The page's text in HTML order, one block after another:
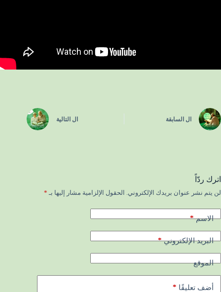
ال السابقة ال التالية
اترك ردّاً
لن يتم نشر عنوان بريدك الإلكتروني. الحقول الإلزامية مشار إليها بـ *
الاسم*
البريد الإلكتروني*
الموقع
أضف تعليقًا *